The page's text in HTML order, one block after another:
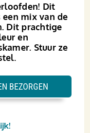
Dit
mix van de
Dit prachtige
en
Stuur ze
BEZORGEN